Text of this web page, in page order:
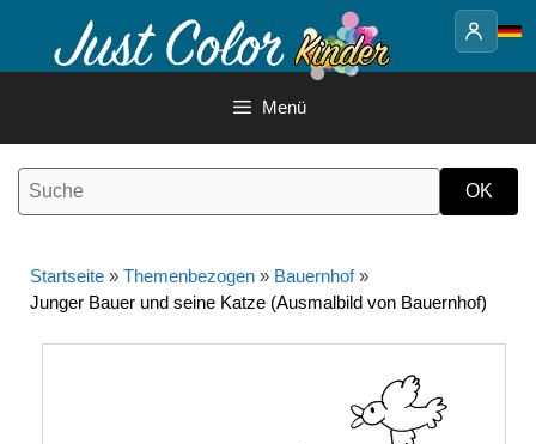
Inhalt
Menü
Startseite » Themenbezogen » Bauernhof»
Junger Bauer und seine Katze (Ausmalbild von Bauernhof)